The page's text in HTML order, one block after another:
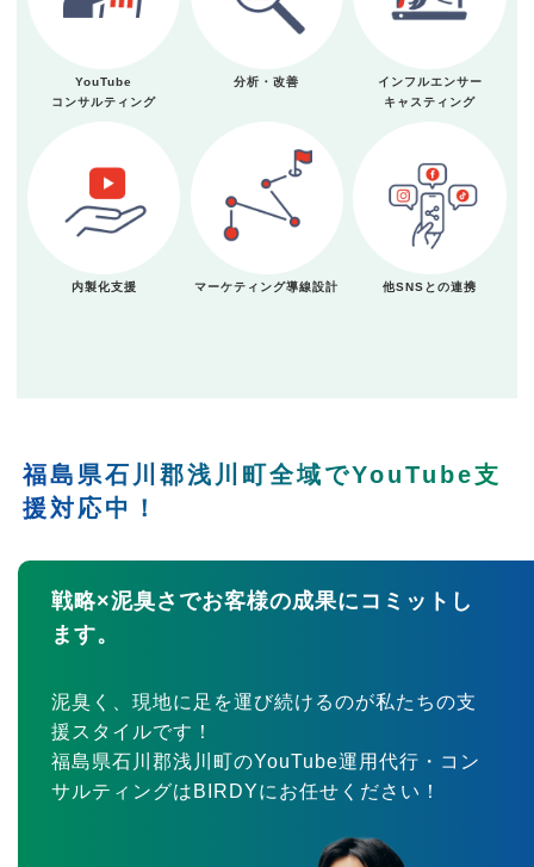
YouTube
コンサルティング
分析・改善
インフルエンサー
キャスティング
内製化支援 マーケティング導線設計 他SNSとの連携
福島県石川郡浅川町全域でYouTube支
援対応中！
戦略×泥臭さでお客様の成果にコミットし
ます。
泥臭く、現地に足を運び続けるのが私たちの支
援スタイルです！
福島県石川郡浅川町のYouTube運用代行・コン
サルティングはBIRDYにお任せください！